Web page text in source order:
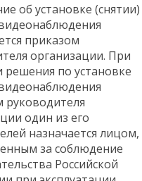
об установке (снятии)
приказом
организации. При
решения по установке
руководителя
один из его
назначается лицом,
за соблюдение
Российской